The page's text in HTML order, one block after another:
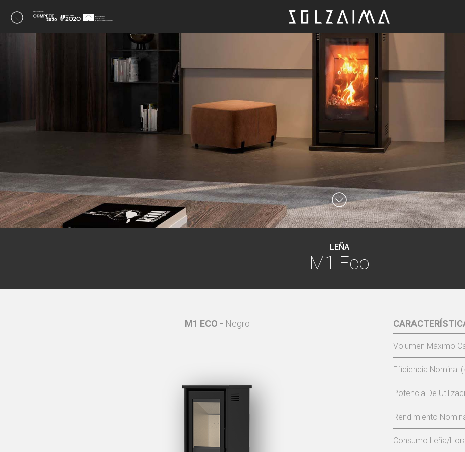
LEÑA
M1 Eco
M1 ECO - Negro
Volumen Máximo
Eficiencia Nominal
Potencia De
Rendimiento
Consumo Leña/